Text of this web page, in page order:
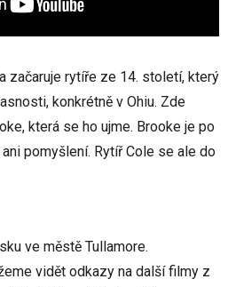
začaruje rytíře ze 14. století, který
konkrétně v Ohiu. Zde
která se ho ujme. Brooke je po
pomyšlení. Rytíř Cole se ale do
ve městě Tullamore.
vidět odkazy na další filmy z